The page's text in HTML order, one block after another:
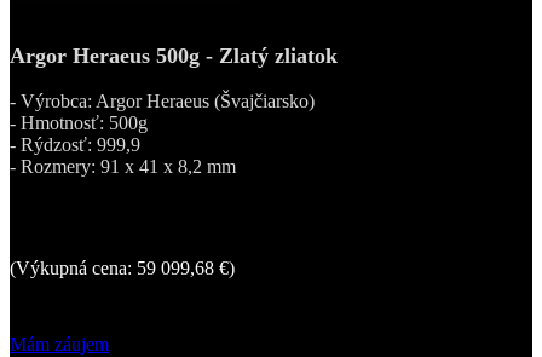
Argor Heraeus 500g - Zlatý zliatok
- Výrobca: Argor Heraeus (Švajčiarsko)
- Hmotnosť: 500g
- Rýdzosť: 999,9
- Rozmery: 91 x 41 x 8,2 mm
(Výkupná cena: 59 099,68 €)
Mám záujem